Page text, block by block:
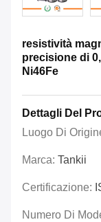
resistività
precisione di
Ni46Fe
Dettagli Del
Luogo Di
Marca: Tankii
Certificazione:
Numero Di